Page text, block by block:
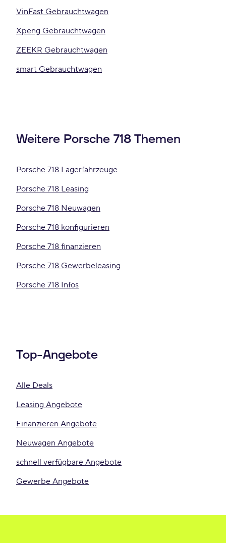
VinFast Gebrauchtwagen
Xpeng Gebrauchtwagen
ZEEKR Gebrauchtwagen
smart Gebrauchtwagen
Weitere Porsche 718 Themen
Porsche 718 Lagerfahrzeuge
Porsche 718 Leasing
Porsche 718 Neuwagen
Porsche 718 konfigurieren
Porsche 718 finanzieren
Porsche 718 Gewerbeleasing
Porsche 718 Infos
Top-Angebote
Alle Deals
Leasing Angebote
Finanzieren Angebote
Neuwagen Angebote
schnell verfügbare Angebote
Gewerbe Angebote